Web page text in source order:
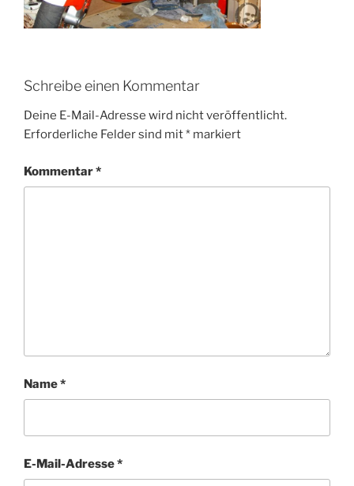
Schreibe einen Kommentar
Deine E-Mail-Adresse wird nicht veröffentlicht.
Erforderliche Felder sind mit* markiert
Kommentar*
Name*
E-Mail-Adresse*